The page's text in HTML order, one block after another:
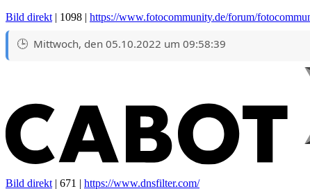
Bild direkt | 1098 | https://www.fotocommunity.de/forum/
Mittwoch, den 05.10.2022 um 09:58:39
Bild direkt | 671 | https://www.dnsfilter.com/